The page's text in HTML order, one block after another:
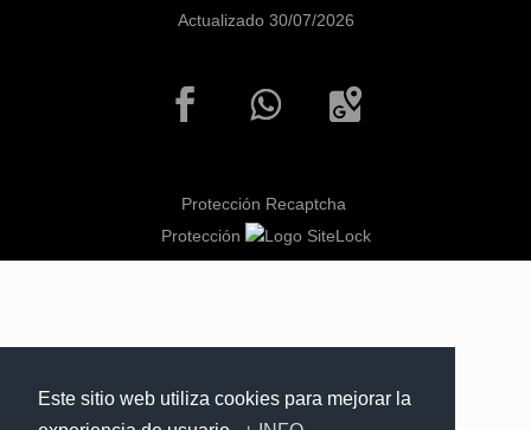
Este sitio web utiliza cookies para mejorar la
Actualizado 30/07/2026
Protección Recaptcha
Protección